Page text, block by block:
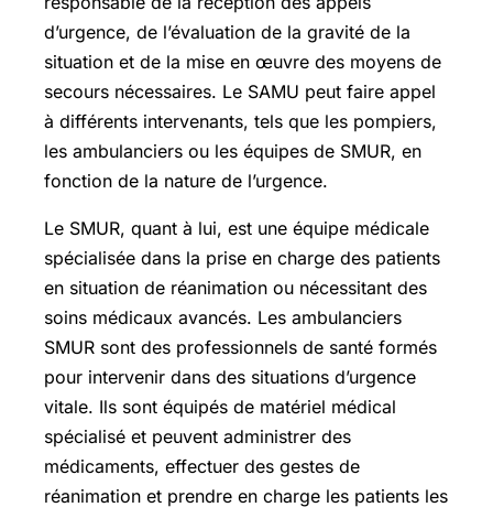
d’urgence, de l’évaluation de la gravité de la
situation et de la mise en œuvre des moyens de
secours nécessaires. Le SAMU peut faire appel
à différents intervenants, tels que les pompiers,
les ambulanciers ou les équipes de SMUR, en
fonction de la nature de l’urgence.
Le SMUR, quant à lui, est une équipe médicale
spécialisée dans la prise en charge des patients
en situation de réanimation ou nécessitant des
soins médicaux avancés. Les ambulanciers
SMUR sont des professionnels de santé formés
pour intervenir dans des situations d’urgence
vitale. Ils sont équipés de matériel médical
spécialisé et peuvent administrer des
médicaments, effectuer des gestes de
réanimation et prendre en charge les patients les